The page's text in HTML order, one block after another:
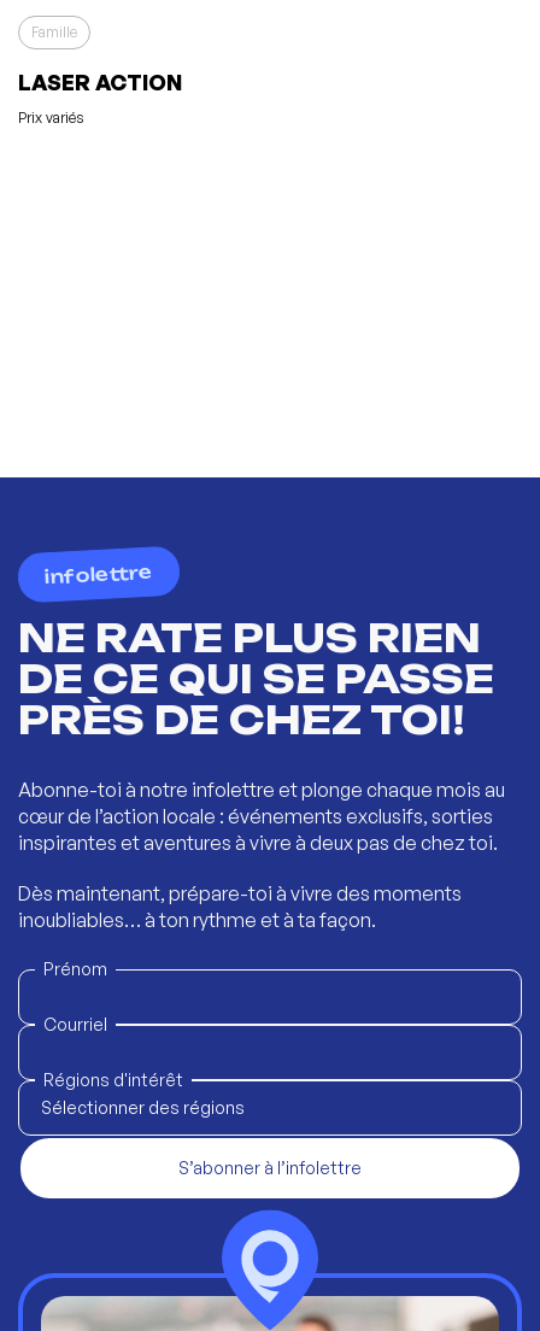
Famille
LASER ACTION
Prix variés
infolettre
NE RATE PLUS RIEN
DE CE QUI SE PASSE
PRÈS DE CHEZ TOI!
Abonne-toi à notre infolettre et plonge chaque mois au
cœur de l’action locale : événements exclusifs, sorties
inspirantes et aventures à vivre à deux pas de chez toi.
Dès maintenant, prépare-toi à vivre des moments
inoubliables… à ton rythme et à ta façon.
Prénom
Courriel
Régions d'intérêt
Sélectionner des régions
S’abonner à l’infolettre